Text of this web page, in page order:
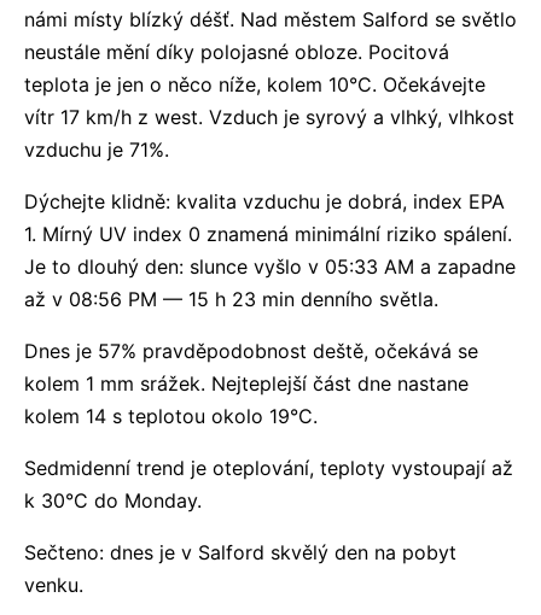
námi místy blízký déšť. Nad městem Salford se světlo
neustále mění díky polojasné obloze. Pocitová
teplota je jen o něco níže, kolem 10°C. Očekávejte
vítr 17 km/h z west. Vzduch je syrový a vlhký, vlhkost
vzduchu je 71%.
Dýchejte klidně: kvalita vzduchu je dobrá, index EPA
1. Mírný UV index 0 znamená minimální riziko spálení.
Je to dlouhý den: slunce vyšlo v 05:33 AM a zapadne
až v 08:56 PM — 15 h 23 min denního světla.
Dnes je 57% pravděpodobnost deště, očekává se
kolem 1 mm srážek. Nejteplejší část dne nastane
kolem 14 s teplotou okolo 19°C.
Sedmidenní trend je oteplování, teploty vystoupají až
k 30°C do Monday.
Sečteno: dnes je v Salford skvělý den na pobyt
venku.